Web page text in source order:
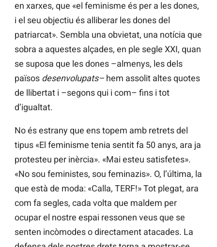
en xarxes, que «el feminisme és per a les dones,
i el seu objectiu és alliberar les dones del
patriarcat». Sembla una obvietat, una notícia que
sobra a aquestes alçades, en ple segle XXI, quan
se suposa que les dones –almenys, les dels
països desenvolupats– hem assolit altes quotes
de llibertat i –segons qui i com– fins i tot
d’igualtat.
No és estrany que ens topem amb retrets del
tipus «El feminisme tenia sentit fa 50 anys, ara ja
protesteu per inèrcia». «Mai esteu satisfetes».
«No sou feministes, sou feminazis». O, l’última, la
que està de moda: «Calla, TERF!» Tot plegat, ara
com fa segles, cada volta que maldem per
ocupar el nostre espai ressonen veus que se
senten incòmodes o directament atacades. La